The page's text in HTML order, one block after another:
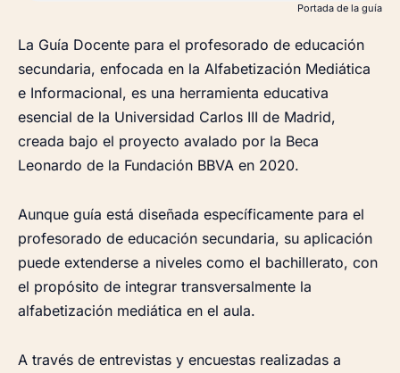
Portada de la guía
La Guía Docente para el profesorado de educación
secundaria, enfocada en la Alfabetización Mediática
e Informacional, es una herramienta educativa
esencial de la Universidad Carlos III de Madrid,
creada bajo el proyecto avalado por la Beca
Leonardo de la Fundación BBVA en 2020.
Aunque guía está diseñada específicamente para el
profesorado de educación secundaria, su aplicación
puede extenderse a niveles como el bachillerato, con
el propósito de integrar transversalmente la
alfabetización mediática en el aula.
A través de entrevistas y encuestas realizadas a